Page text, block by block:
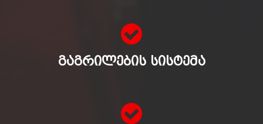
ᲒᲐᲒᲠᲘᲚᲔᲑᲘᲡ ᲡᲘᲡᲢᲔᲛᲐ